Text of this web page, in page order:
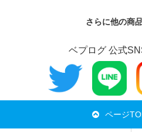
さらに他の商
ベプログ 公式
ページ